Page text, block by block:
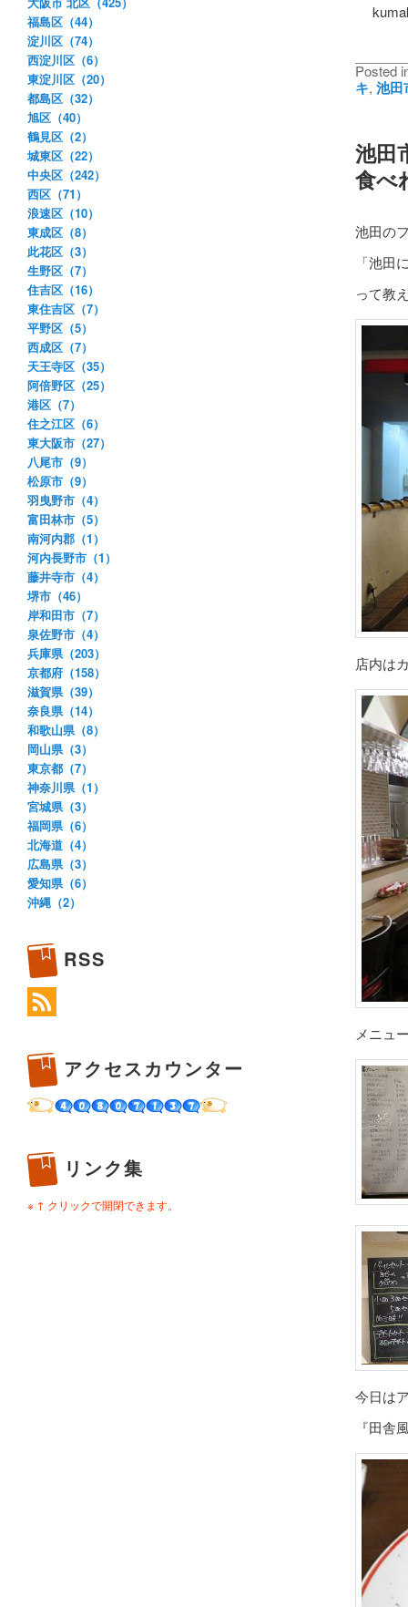
Posted
キ, 池
池田
食べ
池田の
「池田
って教
店内は
メニュ
今日は
『田
福島区（44）
淀川区（74）
西淀川区（6）
東淀川区（20）
都島区（32）
旭区（40）
鶴見区（2）
城東区（22）
中央区（242）
西区（71）
浪速区（10）
東成区（8）
此花区（3）
生野区（7）
住吉区（16）
東住吉区（7）
平野区（5）
西成区（7）
天王寺区（35）
阿倍野区（25）
港区（7）
住之江区（6）
東大阪市（27）
八尾市（9）
松原市（9）
羽曳野市（4）
富田林市（5）
南河内郡（1）
河内長野市（1）
藤井寺市（4）
堺市（46）
岸和田市（7）
泉佐野市（4）
兵庫県（203）
京都府（158）
滋賀県（39）
奈良県（14）
和歌山県（8）
岡山県（3）
東京都（7）
神奈川県（1）
宮城県（3）
福岡県（6）
北海道（4）
広島県（3）
愛知県（6）
沖縄（2）
RSS
アクセスカウンター
リンク集
※ ↑ クリックで開閉できます。